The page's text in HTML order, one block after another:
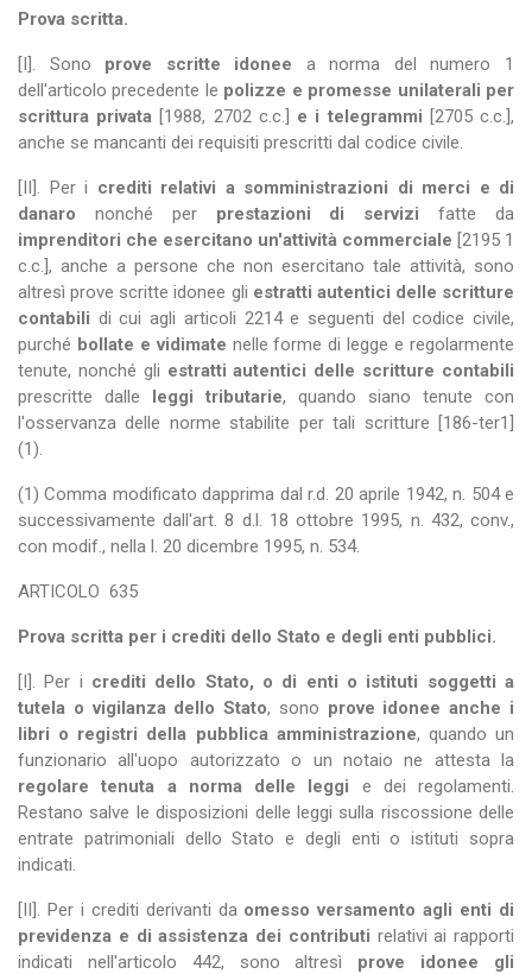
Prova scritta.
[I]. Sono prove scritte idonee a norma del numero 1
dell'articolo precedente le polizze e promesse unilaterali per
scrittura privata [1988, 2702 c.c.] e i telegrammi [2705 c.c.],
anche se mancanti dei requisiti prescritti dal codice civile.
[II]. Per i crediti relativi a somministrazioni di merci e di
danaro nonché per prestazioni di servizi fatte da
imprenditori che esercitano un'attività commerciale [2195 1
c.c.], anche a persone che non esercitano tale attività, sono
altresì prove scritte idonee gli estratti autentici delle scritture
contabili di cui agli articoli 2214 e seguenti del codice civile,
purché bollate e vidimate nelle forme di legge e regolarmente
tenute, nonché gli estratti autentici delle scritture contabili
prescritte dalle leggi tributarie, quando siano tenute con
l'osservanza delle norme stabilite per tali scritture [186-ter1]
(1).
(1) Comma modificato dapprima dal r.d. 20 aprile 1942, n. 504 e
successivamente dall'art. 8 d.l. 18 ottobre 1995, n. 432, conv.,
con modif., nella l. 20 dicembre 1995, n. 534.
ARTICOLO 635
Prova scritta per i crediti dello Stato e degli enti pubblici.
[I]. Per i crediti dello Stato, o di enti o istituti soggetti a
tutela o vigilanza dello Stato, sono prove idonee anche i
libri o registri della pubblica amministrazione, quando un
funzionario all'uopo autorizzato o un notaio ne attesta la
regolare tenuta a norma delle leggi e dei regolamenti.
Restano salve le disposizioni delle leggi sulla riscossione delle
entrate patrimoniali dello Stato e degli enti o istituti sopra
indicati.
[II]. Per i crediti derivanti da omesso versamento agli enti di
previdenza e di assistenza dei contributi relativi ai rapporti
indicati nell'articolo 442, sono altresì prove idonee gli